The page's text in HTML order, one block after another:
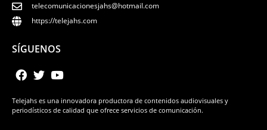
telecomunicacionesjahs@hotmail.com
https://telejahs.com
SÍGUENOS
Telejahs es una innovadora productora de contenidos audiovisuales y
periodísticos de calidad que ofrece servicios de comunicación.